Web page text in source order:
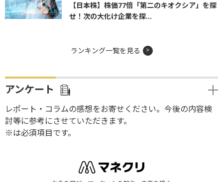
【日本株】株価77倍「第二のキオクシア」を探
せ！次の大化け企業を探...
ランキング一覧を見る
アンケート
レポート・コラムの感想をお寄せください。今後の内容検
討等に参考にさせていただきます。
※は必須項目です。